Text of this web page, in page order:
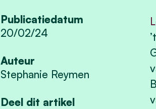
Publicatiedatum
20/02/24
Auteur
Stephanie Reymen
Deel dit artikel